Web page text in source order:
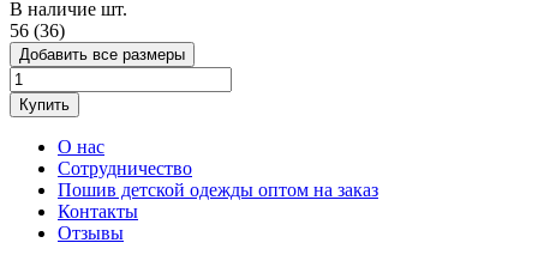
В наличие шт.
56 (36)
Добавить все размеры
Купить
О нас
Сотрудничество
Пошив детской одежды оптом на заказ
Контакты
Отзывы